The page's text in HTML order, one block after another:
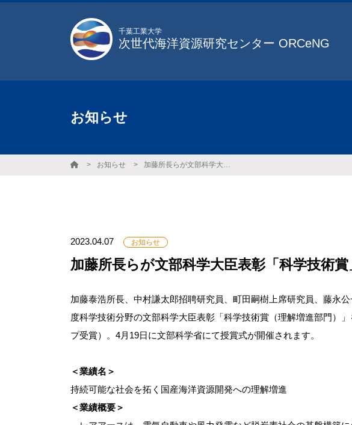
千葉工業大学
次世代海洋資源研究センター ORCeNG
お知らせ
お知らせ 加藤所長らが文部科学大臣表彰「科学技術賞」を受賞しました
2023.04.07 お知らせ
加藤所長らが文部科学大臣表彰「科学技術
加藤泰浩所長、中村謙太郎招聘研究員、町田嗣樹上席研究員、藤永
度科学技術分野の文部科学大臣表彰「科学技術賞（理解増進部門）
プ受賞）。4月19日に文部科学省にて授賞式が開催されます。
＜業績名＞
持続可能な社会を拓く国産海洋資源開発への理解増進
＜業績概要＞